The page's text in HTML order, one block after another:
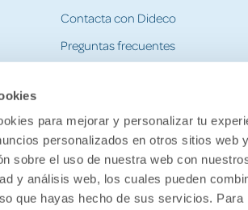
para mejorar y personalizar tu
personalizados en otros sitios web
sobre el uso de nuestra web con
y análisis web, los cuales pueden
que hayas hecho de sus servicios.
Contacta con Dideco
Preguntas frecuentes
Devoluciones